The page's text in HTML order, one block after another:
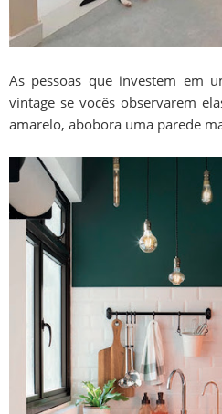
As pessoas que investem em
vintage se vocês observarem
amarelo, abobora uma parede